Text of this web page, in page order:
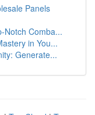
Panels
Notch Comba...
in You...
Generate...